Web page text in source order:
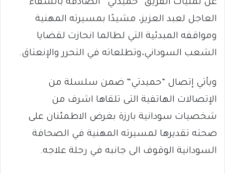
عن تمنيات الفريق “حميدتي” الصادقة بالشفاء
العاجل لعبد العزيز، مشيدًا بمسيرته المهنية
ومواقفه المبدئية التي لطالما انحازت لقضايا
الشعب السوداني،وتطلعاته في التحرر والإنعتاق.
ويأتي إتصال “حميدتي” ضمن سلسلة من
الإتصالات الهاتفية التى تلقاها اشرف من
شخصيات سودانية بارزة بغرض الاطمئنان على
صحته تقديرها لمسيرته المهنية في الصحافة
السودانية الوقوف الى جانبه في رحلة علاجه.